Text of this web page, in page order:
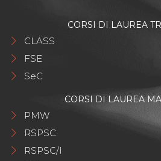
CORSI DI LAUREA
CLASS
FSE
SeC
CORSI DI LAUREA
PMW
RSPSC
RSPSC/I